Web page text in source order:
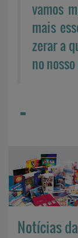
vamos
mais
zerar a
no
Notícias